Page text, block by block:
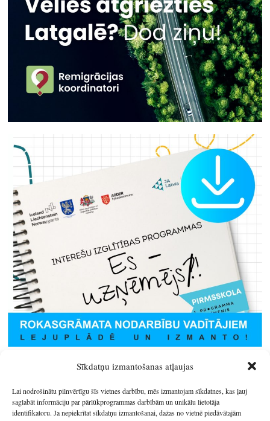
Sīkdatņu izmantošanas atļaujas
Lai nodrošinātu pilnvērtīgu šīs vietnes darbību, mēs izmantojam sīkdatnes, kas ļauj
saglabāt informāciju par pārlūkprogrammas darbībām un unikālu lietotāja
identifikatoru. Ja nepiekrītat sīkdatņu izmantošanai, dažas no vietnē piedāvātajām